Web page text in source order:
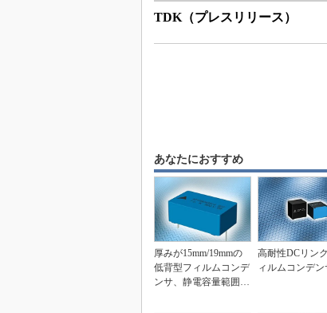
TDK（プレスリリース）
あなたにおすすめ
厚みが15mm/19mmの
低背型フィルムコンデ
ンサ、静電容量範囲は
高耐性DCリン
ィルムコンデン